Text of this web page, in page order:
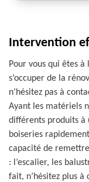
Intervention
Pour vous qui êtes
s’occuper de la
n’hésitez pas à
Ayant les matériels
différents produits à
boiseries
capacité de
: l’escalier, les
fait, n’hésitez plus